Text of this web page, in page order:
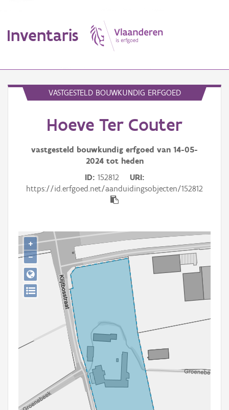
Inventaris
Erfgoedobject
Aanduidingsobject
Thema
Persoon of collectief
Downloads
Hergebruik
VASTGESTELD BOUWKUNDIG ERFGOED
Hoeve Ter Couter
vastgesteld bouwkundig erfgoed van 14-05-
2024tot heden
ID 152812
URI
https://id.erfgoed.net/aanduidingsobjecten/152812
+
−